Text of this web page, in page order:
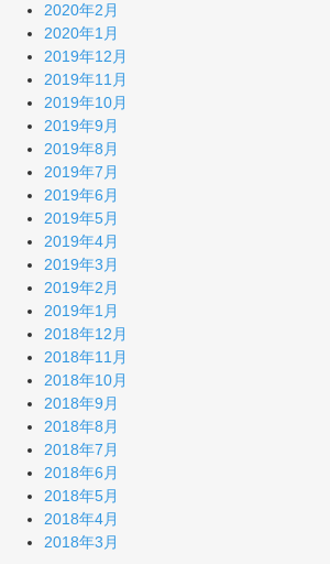
2020年2月
2020年1月
2019年12月
2019年11月
2019年10月
2019年9月
2019年8月
2019年7月
2019年6月
2019年5月
2019年4月
2019年3月
2019年2月
2019年1月
2018年12月
2018年11月
2018年10月
2018年9月
2018年8月
2018年7月
2018年6月
2018年5月
2018年4月
2018年3月